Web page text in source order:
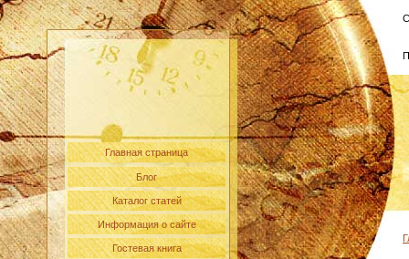
Главная страница
Блог
Каталог статей
Информация о сайте
Гостевая книга